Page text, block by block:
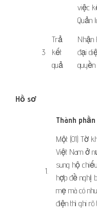
việc
Quản
​3
​​Trả
kết
quả
​Nhận
đại
Hồ sơ
​Thành
​1.
Một (01) Tờ
Việt Nam ở
sung hộ
hợp đề nghị
mẹ mà có
điện thì ghi rõ